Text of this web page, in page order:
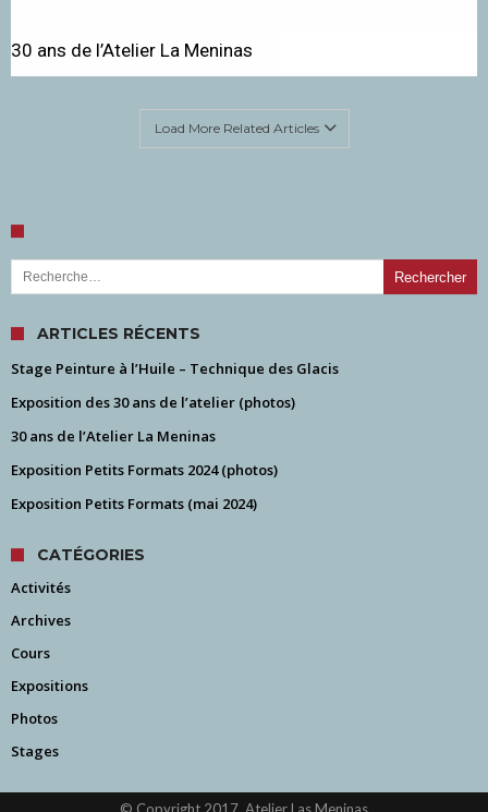
30 ans de l’Atelier La Meninas
Load More Related Articles
Rechercher :
ARTICLES RÉCENTS
Stage Peinture à l’Huile – Technique des Glacis
Exposition des 30 ans de l’atelier (photos)
30 ans de l’Atelier La Meninas
Exposition Petits Formats 2024 (photos)
Exposition Petits Formats (mai 2024)
CATÉGORIES
Activités
Archives
Cours
Expositions
Photos
Stages